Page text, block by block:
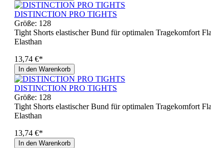
DISTINCTION PRO TIGHTS
Größe: 128
Tight Shorts elastischer Bund für optimalen Tragekomfort
Elasthan
13,74 €*
In den Warenkorb
DISTINCTION PRO TIGHTS
Größe: 128
Tight Shorts elastischer Bund für optimalen Tragekomfort
Elasthan
13,74 €*
In den Warenkorb